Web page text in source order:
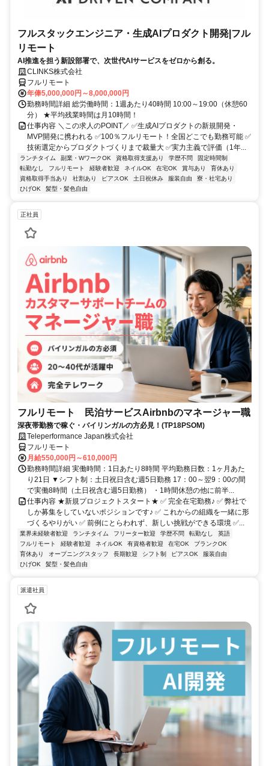
フルスタックエンジニア・生成AIプロダクト開発|フル
リモート
AI推進を担う新設部署で、次世代AIサービスをゼロから創る。
CLINKS株式会社
フルリモート
年俸5,000,000円～8,000,000円
勤務時間詳細 総労働時間：1週あたり40時間 10:00～19:00（休憩60
分） ★平均残業時間は月10時間！
仕事内容 ＼この求人のPOINT／ ✅生成AIプロダクトの新規開発・
MVP開発に携われる ✅100％フルリモート！全国どこでも勤務可能 ✅
技術選定からプロダクトづくりまで裁量大 ✅実力主義で評価（1年...
ランチタイム 副業・WワークOK 資格取得支援あり 学歴不問
固定時間制
転勤なし
フルリモート 経験者歓迎 ネイルOK 在宅OK 賞与あり
育休あり
資格取得手当あり
社割あり ピアスOK 土日祝休み 服装自由
寮・社宅あり
ひげOK
髪型・髪色自由
正社員
フルリモート 民泊サービスAirbnbのマネージャー職
深夜帯勤務で稼ぐ・バイリンガルの方必見！(TP18PSOM)
Teleperformance Japan株式会社
フルリモート
月給550,000円～610,000円
勤務時間詳細 実働時間：1日あたり8時間 平均勤務日数：1ヶ月あた
り21日 ▼シフト制：土日祝日含む週5日勤務 17：00～翌9：00の間
で実働8時間（土日祝含む週5日勤務） ・1時間休憩の他に前半...
仕事内容 ★新規プロジェクトスタート★ ✅ 完全在宅勤務♪ ✅ 弊社で
しか募集をしていないポジションです♪ ✅ これからの組織を一緒に形
づくるやりがい ✅ 前例にとらわれず、新しい挑戦ができる環境 ✅...
業界未経験者歓迎 ランチタイム フリーター歓迎 学歴不問 転勤なし
英語
フルリモート
経験者歓迎 ネイルOK 有資格者歓迎 在宅OK
ブランクOK
育休あり
オープニングスタッフ 長期歓迎 シフト制 ピアスOK
服装自由
ひげOK
髪型・髪色自由
派遣社員